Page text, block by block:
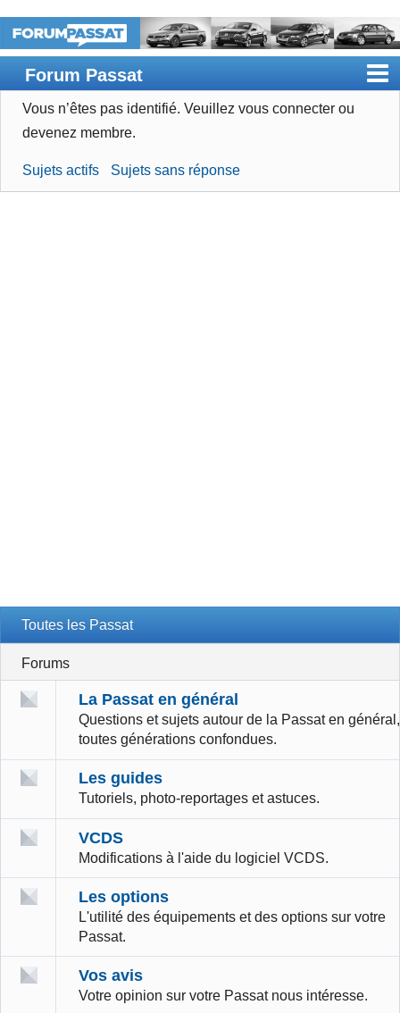
Forum Passat
Accueil
Devenir membre
Vous n’êtes pas identifié. Veuillez vous connecter ou
devenez membre.
Sujets actifs Sujets sans réponse
Toutes les Passat
Forums
La Passat en général
Questions et sujets autour de la Passat en général,
toutes générations confondues.
Les guides
Tutoriels, photo-reportages et astuces.
VCDS
Modifications à l'aide du logiciel VCDS.
Les options
L'utilité des équipements et des options sur votre
Passat.
Vos avis
Votre opinion sur votre Passat nous intéresse.